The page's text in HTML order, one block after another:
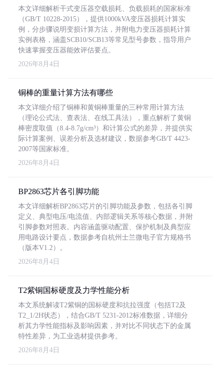
本文详细解析干式变压器空载损耗、负载损耗的国家标准
（GB/T 10228-2015），提供1000kVA变压器损耗计算实
例，分步骤说明变损计算方法，并附电力变压器损耗计算
实例表格，涵盖SCB10/SCB13等常见型号参数，指导用户
快速掌握变压器能效评估要点。
2026年8月4日
铜棒的重量计算方法有哪些
本文详细介绍了铜棒和黄铜棒重量的三种常用计算方法
（理论公式法、查表法、在线工具法），重点解析了黄铜
棒密度取值（8.4-8.7g/cm³）和计算公式的差异，并提供实
际计算案例、误差分析及选材建议，数据参考GB/T 4423-
2007等国家标准。
2026年8月4日
BP2863芯片各引脚功能
本文详细解析BP2863芯片的引脚功能及参数，包括各引脚
定义、典型电压/电流值、内部逻辑关系等核心数据，并附
引脚参数对照表。内容涵盖驱动配置、保护机制及典型应
用电路设计要点，数据参考自杭州士兰微电子官方规格书
（版本V1.2）。
2026年8月4日
T2紫铜国标硬度及力学性能分析
本文系统解读T2紫铜的国标硬度和抗拉强度（包括T2及
T2_1/2H状态），结合GB/T 5231-2012标准数据，详细分
析其力学性能指标及影响因素，并对比不同状态下的金属
特性差异，为工业选材提供参考。
2026年8月4日